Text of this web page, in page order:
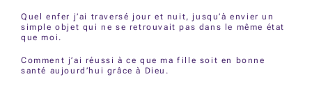
Quel enfer j’ai traversé jour et nuit, jusqu’à envier un
simple objet qui ne se retrouvait pas dans le même état
que moi.
Comment j’ai réussi à ce que ma fille soit en bonne
santé aujourd’hui grâce à Dieu.